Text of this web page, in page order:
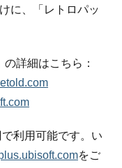
に、「レトロパッ
詳細はこちら：
利用可能です。い
をご